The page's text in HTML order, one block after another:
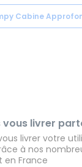
Cabine
vous livrer
livrer votre
à nos
en France